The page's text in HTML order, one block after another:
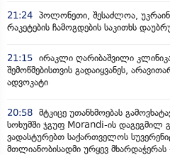
21:24 პოლონეთი, შესაძლოა,
რაკეტების ჩამოგდების საკითხს
21:15 ირაკლი ღარიბაშვილი
შემოწმებისთვის გადაიყვანეს,
ადვოკატი
20:58 მტკიცე უთანხმოებას
სოხუმში ჯგუფ Morandi-ის დაგეგმილ
ვადასტურებთ საქართველოს
მთლიანობისადმი ურყევ მხარდაჭერას